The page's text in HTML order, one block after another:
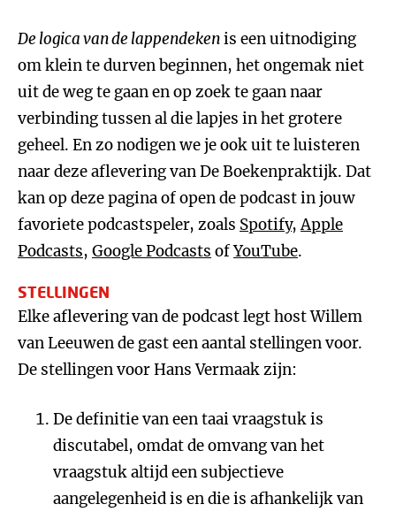
De logica van de lappendekenis een uitnodiging
om klein te durven beginnen, het ongemak niet
uit de weg te gaan en op zoek te gaan naar
verbinding tussen al die lapjes in het grotere
geheel. En zo nodigen we je ook uit te luisteren
naar deze aflevering van De Boekenpraktijk. Dat
kan op deze pagina of open de podcast in jouw
favoriete podcastspeler, zoals Spotify,Apple
Podcasts, Google Podcasts ofYouTube.
STELLINGEN
Elke aflevering van de podcast legt host Willem
van Leeuwen de gast een aantal stellingen voor.
De stellingen voor Hans Vermaak zijn:
De definitie van een taai vraagstuk is
discutabel, omdat de omvang van het
vraagstuk altijd een subjectieve
aangelegenheid is en die is afhankelijk van